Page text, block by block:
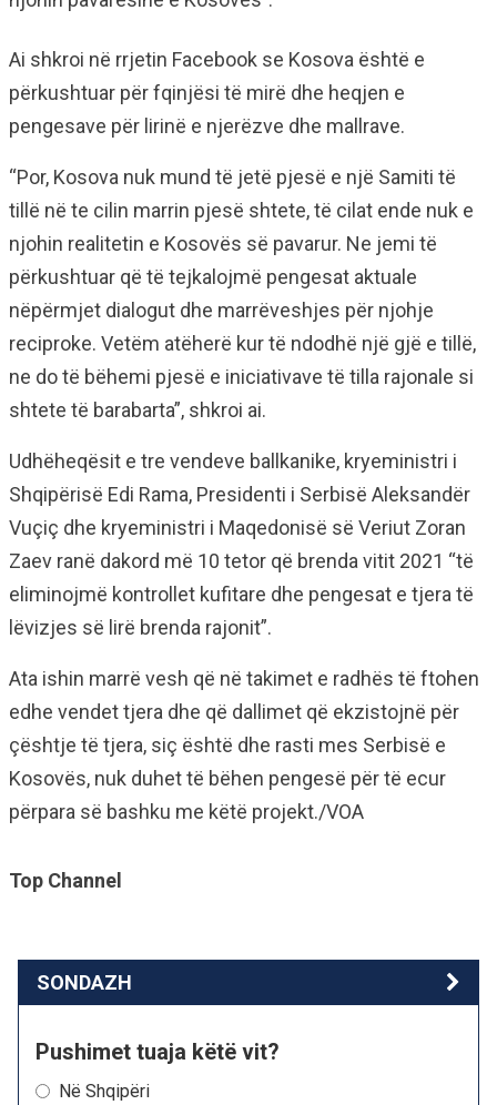
Ai shkroi në rrjetin Facebook se Kosova është e
përkushtuar për fqinjësi të mirë dhe heqjen e
pengesave për lirinë e njerëzve dhe mallrave.
“Por, Kosova nuk mund të jetë pjesë e një Samiti të
tillë në te cilin marrin pjesë shtete, të cilat ende nuk e
njohin realitetin e Kosovës së pavarur. Ne jemi të
përkushtuar që të tejkalojmë pengesat aktuale
nëpërmjet dialogut dhe marrëveshjes për njohje
reciproke. Vetëm atëherë kur të ndodhë një gjë e tillë,
ne do të bëhemi pjesë e iniciativave të tilla rajonale si
shtete të barabarta”, shkroi ai.
Udhëheqësit e tre vendeve ballkanike, kryeministri i
Shqipërisë Edi Rama, Presidenti i Serbisë Aleksandër
Vuçiç dhe kryeministri i Maqedonisë së Veriut Zoran
Zaev ranë dakord më 10 tetor që brenda vitit 2021 “të
eliminojmë kontrollet kufitare dhe pengesat e tjera të
lëvizjes së lirë brenda rajonit”.
Ata ishin marrë vesh që në takimet e radhës të ftohen
edhe vendet tjera dhe që dallimet që ekzistojnë për
çështje të tjera, siç është dhe rasti mes Serbisë e
Kosovës, nuk duhet të bëhen pengesë për të ecur
përpara së bashku me këtë projekt./VOA
Top Channel
SONDAZH
Pushimet tuaja këtë vit?
Në Shqipëri